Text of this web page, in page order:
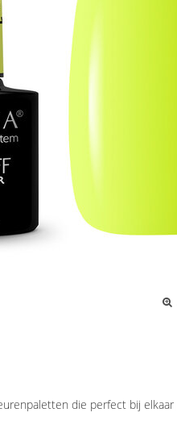
die perfect bij